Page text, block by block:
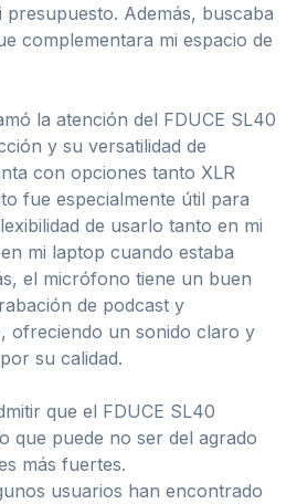
Además, buscaba
complementara mi espacio de
la atención del FDUCE SL40
y su versatilidad de
con opciones tanto XLR
fue especialmente útil para
de usarlo tanto en mi
mi laptop cuando estaba
el micrófono tiene un buen
de podcast y
ofreciendo un sonido claro y
su calidad.
que el FDUCE SL40
que puede no ser del agrado
más fuertes.
usuarios han encontrado